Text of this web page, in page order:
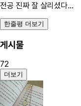
전공 진짜 잘 살리셨다…
한줄평 더보기
게시물
72
더보기